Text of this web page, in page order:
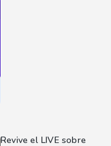
Revive el LIVE sobre